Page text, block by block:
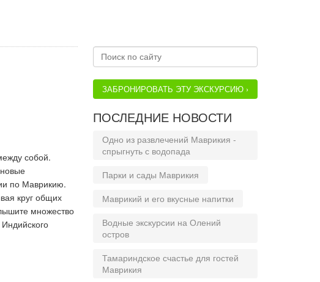
собой.
по Маврикию.
круг общих
множество
ЗАБРОНИРОВАТЬ ЭТУ ЭКСКУРСИЮ ›
ПОСЛЕДНИЕ НОВОСТИ
Одно из развлечений Маврикия -
спрыгнуть с водопада
Парки и сады Маврикия
Маврикий и его вкусные напитки
Водные экскурсии на Олений
остров
Тамариндское счастье для гостей
Маврикия